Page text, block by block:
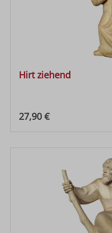
Hirt ziehend
Regulärer Preis:
27,90 €